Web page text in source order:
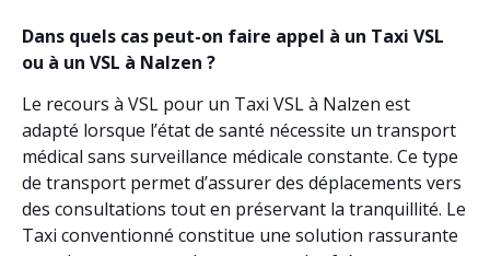
Dans quels cas peut-on faire appel à un Taxi VSL
ou à un VSL à Nalzen ?
Le recours à VSL pour un Taxi VSL à Nalzen est
adapté lorsque l’état de santé nécessite un transport
médical sans surveillance médicale constante. Ce type
de transport permet d’assurer des déplacements vers
des consultations tout en préservant la tranquillité. Le
Taxi conventionné constitue une solution rassurante